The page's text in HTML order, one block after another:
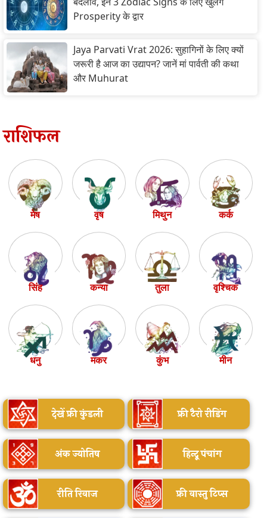
Prosperity के द्वार
Jaya Parvati Vrat 2026: सुहागिनों के लिए क्यों
जरूरी है आज का उद्यापन? जानें मां पार्वती की कथा
और Muhurat
राशिफल
मेष वृष मिथुन कर्क
सिंह कन्या तुला वृश्चिक
धनु मकर कुंभ मीन
देखें फ्री कुंडली फ्री टैरो रीडिंग
अंक ज्योतिष हिन्दू पंचांग
रीति रिवाज फ्री वास्तु टिप्स